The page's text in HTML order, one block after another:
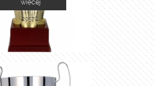
2057C
więcej